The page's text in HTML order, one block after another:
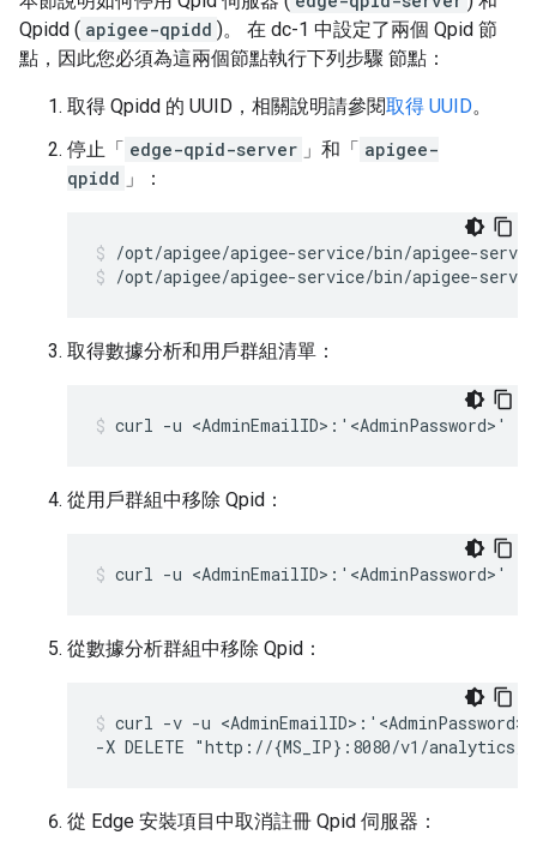
Qpidd ( apigee-qpidd )。 在 dc-1 中設定了兩個 Qpid 節
點，因此您必須為這兩個節點執行下列步驟 節點：
取得 Qpidd 的 UUID，相關說明請參閱取得 UUID。
停止「 edge-qpid-server 」和「 apigee-
qpidd 」：
/opt/apigee/apigee-service/bin/apigee-
取得數據分析和用戶群組清單：
curl -u <AdminEmailID>:'<AdminPassword>'
從用戶群組中移除 Qpid：
curl -u <AdminEmailID>:'<AdminPassword>'
從數據分析群組中移除 Qpid：
curl -v -u
-X DELETE "http://{MS_IP}:8080/v1/analytics/
從 Edge 安裝項目中取消註冊 Qpid 伺服器：